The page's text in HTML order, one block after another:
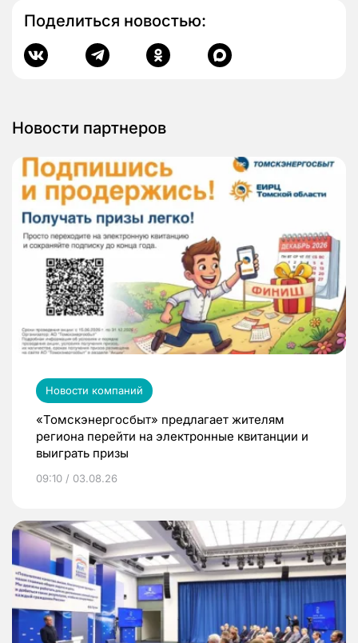
Поделиться новостью:
Новости партнеров
Новости компаний
«Томскэнергосбыт» предлагает жителям
региона перейти на электронные квитанции и
выиграть призы
09:10 / 03.08.26